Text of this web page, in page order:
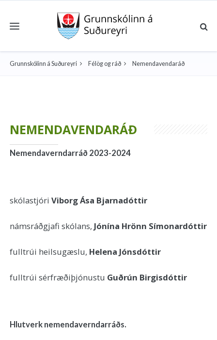
Toggle navigation
Grunnskólinn á Suðureyri Félög og ráð Nemendavendaráð
NEMENDAVENDARÁÐ
Nemendaverndarráð 2023-2024
skólastjóri Viborg Ása Bjarnadóttir
námsráðgjafi skólans, Jónína Hrönn Símonardóttir
fulltrúi heilsugæslu, Helena Jónsdóttir
fulltrúi sérfræðiþjónustu Guðrún Birgisdóttir
Hlutverk nemendaverndarráðs.